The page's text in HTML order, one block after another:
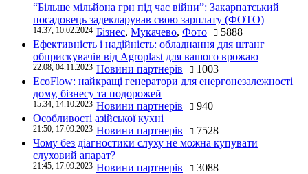
“Більше мільйона грн під час війни”: Закарпатський
посадовець задекларував свою зарплату (ФОТО)
14:37, 10.02.2024 Бізнес, Мукачево, Фото
5888
Ефективність і надійність: обладнання для штанг
обприскувачів від Agroplast для вашого врожаю
22:08, 04.11.2023 Новини партнерів
1003
EcoFlow: найкращі генератори для енергонезалежності
дому, бізнесу та подорожей
15:34, 14.10.2023 Новини партнерів
940
Особливості азійської кухні
21:50, 17.09.2023 Новини партнерів
7528
Чому без діагностики слуху не можна купувати
слуховий апарат?
21:45, 17.09.2023 Новини партнерів 3088